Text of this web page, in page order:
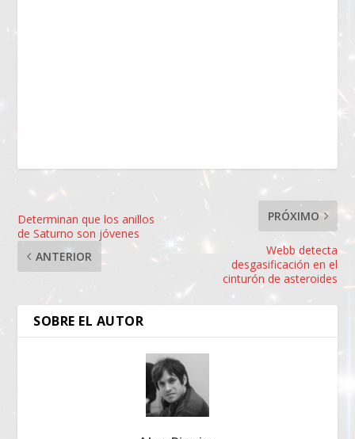
Determinan que los anillos
de Saturno son jóvenes
ANTERIOR
PRÓXIMO
Webb detecta
desgasificación en el
cinturón de asteroides
SOBRE EL AUTOR